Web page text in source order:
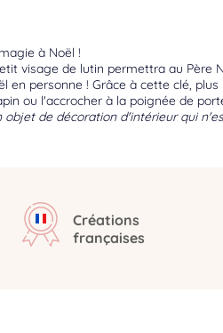
à Noël !
visage de lutin permettra au Père
en personne ! Grâce à cette clé,
ou l'accrocher à la poignée de
de décoration d'intérieur qui
Créations
françaises